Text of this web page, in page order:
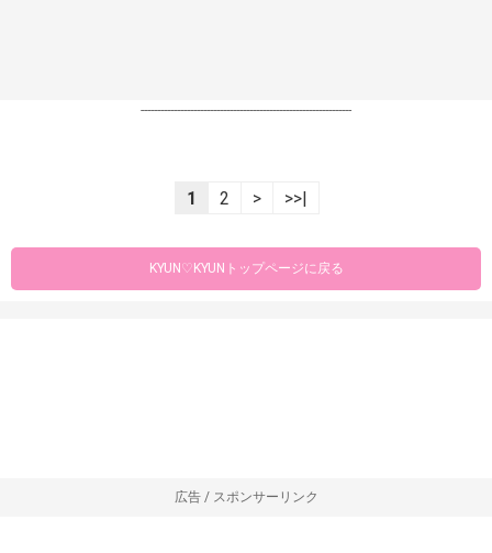
----------------------------------------------------------------
1 2 > >>|
KYUN♡KYUNトップページに戻る
広告 / スポンサーリンク